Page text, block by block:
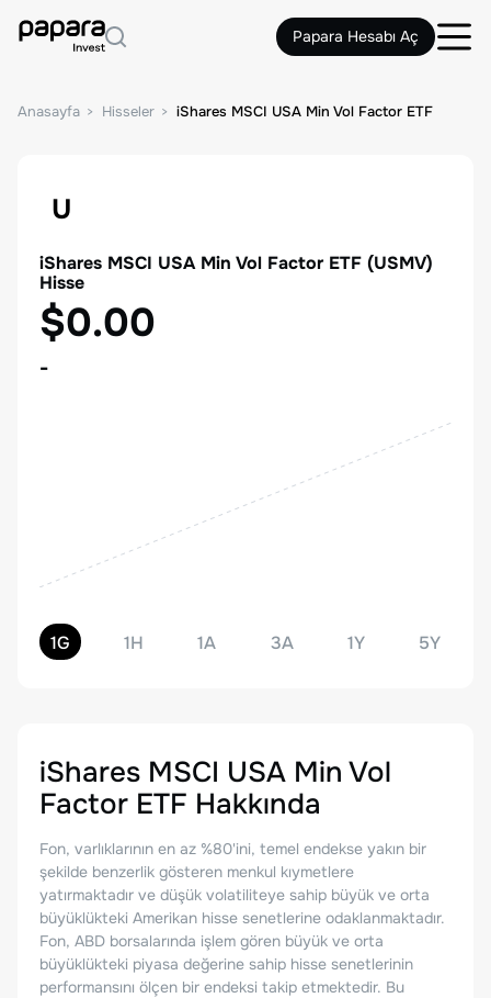
Papara Hesabı Aç
Anasayfa Hisseler iShares MSCI USA Min Vol Factor ETF
U
iShares MSCI USA Min Vol Factor ETF (USMV)
Hisse
$0.00
-
1G 1H 1A 3A 1Y 5Y
iShares MSCI USA Min Vol
Factor ETF Hakkında
Fon, varlıklarının en az %80'ini, temel endekse yakın bir
şekilde benzerlik gösteren menkul kıymetlere
yatırmaktadır ve düşük volatiliteye sahip büyük ve orta
büyüklükteki Amerikan hisse senetlerine odaklanmaktadır.
Fon, ABD borsalarında işlem gören büyük ve orta
büyüklükteki piyasa değerine sahip hisse senetlerinin
performansını ölçen bir endeksi takip etmektedir. Bu